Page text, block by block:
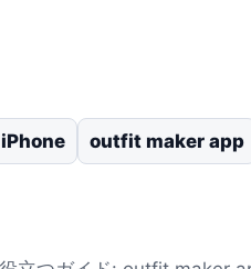
outfit maker app